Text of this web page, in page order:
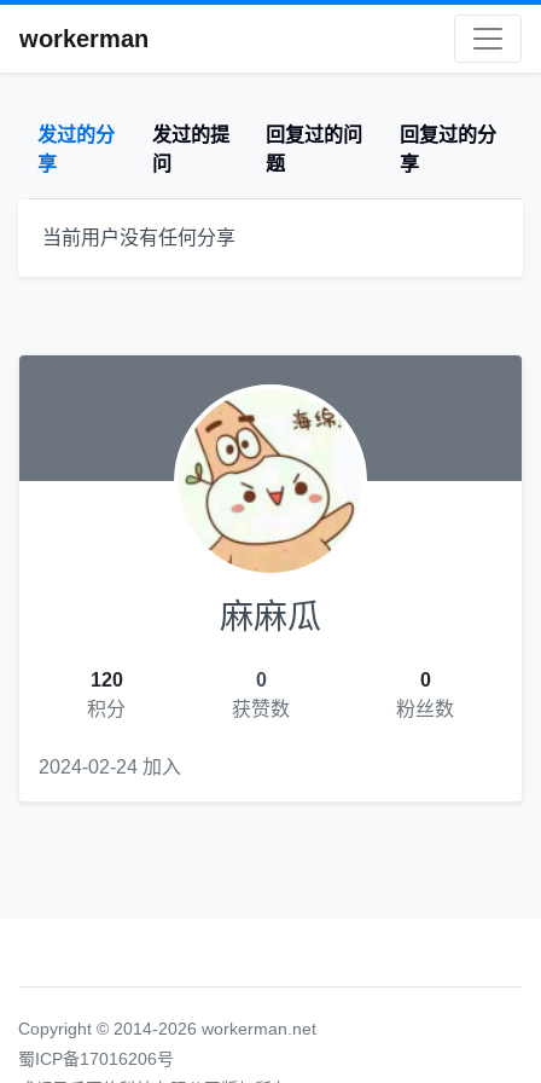
workerman
发过的分
享
发过的提
问
回复过的问
题
回复过的分
享
当前用户没有任何分享
麻麻瓜
120
积分
0
获赞数
0
粉丝数
2024-02-24 加入
Copyright © 2014-2026 workerman.net
蜀ICP备17016206号